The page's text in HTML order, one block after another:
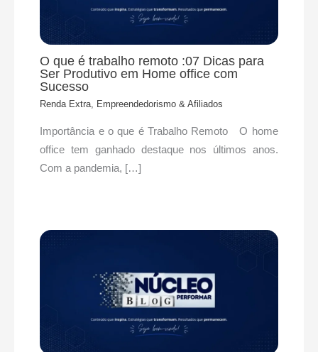
O que é trabalho remoto :07 Dicas para
Ser Produtivo em Home office com
Sucesso
Renda Extra, Empreendedorismo & Afiliados
Importância e o que é Trabalho Remoto O home
office tem ganhado destaque nos últimos anos.
Com a pandemia, […]